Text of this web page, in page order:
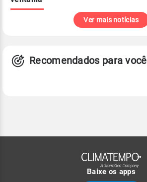
Ver mais notícias
Recomendados para você
Baixe os apps